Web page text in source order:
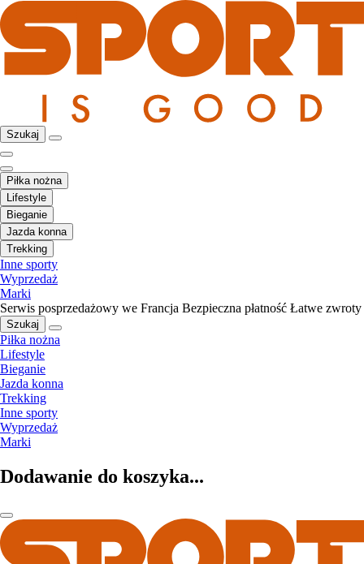
Szukaj
Piłka nożna
Lifestyle
Bieganie
Jazda konna
Trekking
Inne sporty
Wyprzedaż
Marki
Serwis posprzedażowy we Francja Bezpieczna płatność Łatwe zwroty
Szukaj
Piłka nożna
Lifestyle
Bieganie
Jazda konna
Trekking
Inne sporty
Wyprzedaż
Marki
Dodawanie do koszyka...